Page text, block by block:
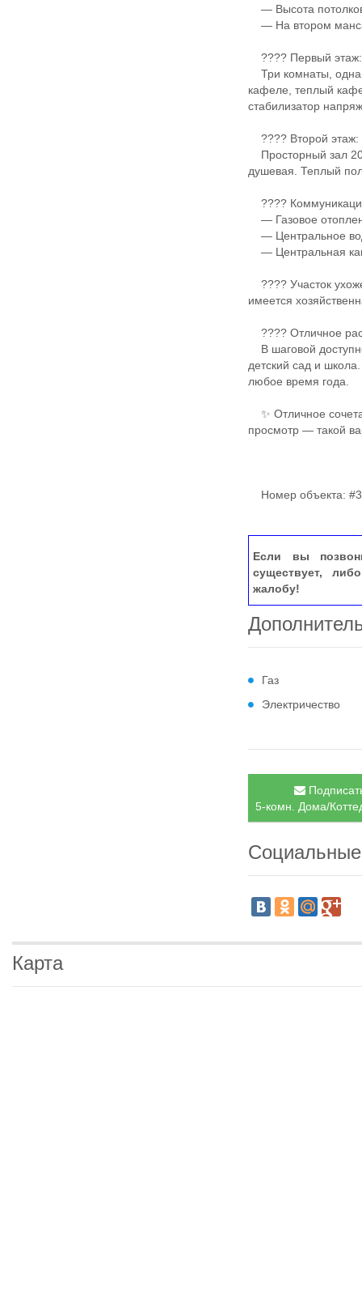
— Высота
— На втором
???? Первый этаж:
Три комнаты, одна
кафеле, теплый
стабилизатор
???? Второй этаж:
Просторный зал
душевая. Теплый
????
— Газовое
— Центральное
— Центральная
???? Участок
имеется
???? Отличное
В шаговой
детский сад и
любое время года.
✨ Отличное
просмотр — такой
Номер объекта:
Если вы
существует,
жалобу!
Газ
Электричество
5-комн. Дома/
Карта